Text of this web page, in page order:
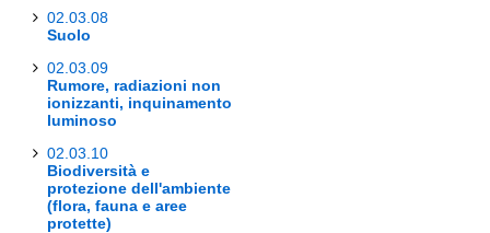
02.03.08
Suolo
02.03.09
Rumore, radiazioni non
ionizzanti, inquinamento
luminoso
02.03.10
Biodiversità e
protezione dell'ambiente
(flora, fauna e aree
protette)